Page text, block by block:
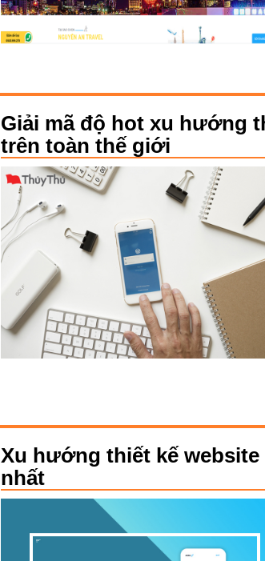
Giải mã độ hot xu hướng
trên toàn thế giới
Xu hướng thiết kế website
nhất